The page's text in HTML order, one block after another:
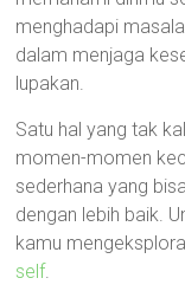
menghadapi
dalam menjaga
lupakan.
Satu hal yang tak
momen-momen
sederhana yang
dengan lebih baik.
kamu
self.